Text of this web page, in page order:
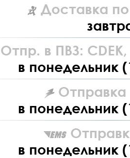
Доставка
Отпр. в ПВЗ: CDEK,
в понедельник
Отправка
в понедельник
в понедельник